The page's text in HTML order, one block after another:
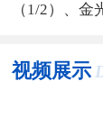
（1/2）、
视频展示